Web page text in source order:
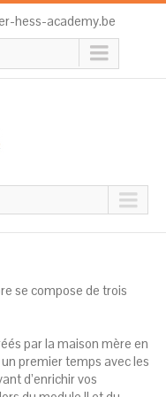
hess-academy.be
se compose de trois
par la maison mère en
premier temps avec les
d’enrichir vos